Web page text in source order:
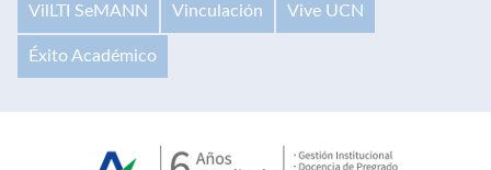
VilLTI SeMANN Vinculación Vive UCN
Éxito Académico